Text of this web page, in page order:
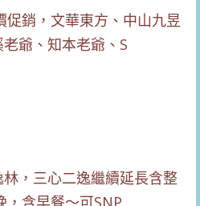
促銷，文華東方、中山九昱
爺、知本老爺、S
，三心二逸繼續延長含整
，含早餐～可SNP